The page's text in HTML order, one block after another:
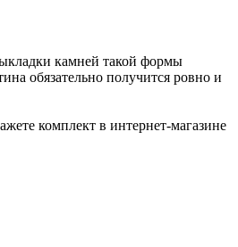
камней такой формы
обязательно получится ровно и
комплект в интернет-магазине